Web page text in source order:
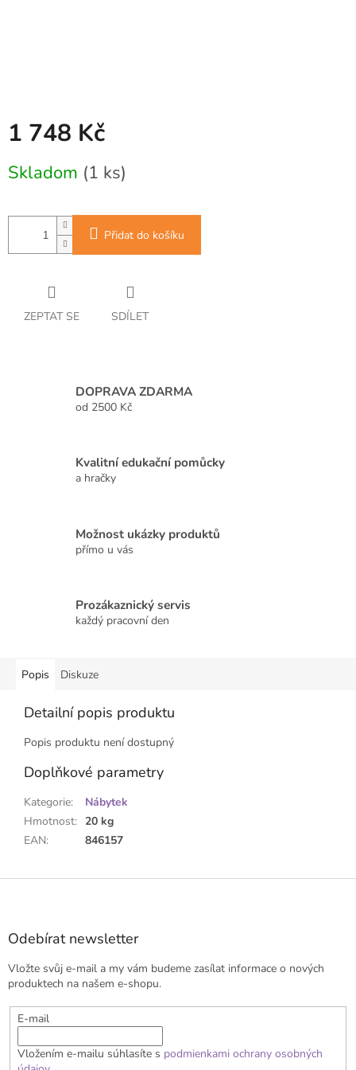
1 748 Kč
cena:
Skladom (1 ks)
Přidat do košíku
ZEPTAT SE SDÍLET
DOPRAVA ZDARMA
od 2500 Kč
Kvalitní edukační pomůcky
a hračky
Možnost ukázky produktů
přímo u vás
Prozákaznický servis
každý pracovní den
Popis Diskuze
Detailní popis produktu
Popis produktu není dostupný
Doplňkové parametry
Kategorie:
Nábytek
Hmotnost: 20 kg
EAN: 846157
Z
Odebírat newsletter
Vložte svůj e-mail a my vám budeme zasílat informace o nových
produktech na našem e-shopu.
E-mail
Vložením e-mailu súhlasíte s podmienkami ochrany osobných